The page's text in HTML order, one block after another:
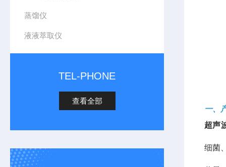
蒸馏仪
液液萃取仪
TEL-PHONE
查看全部
一、
超声
细菌